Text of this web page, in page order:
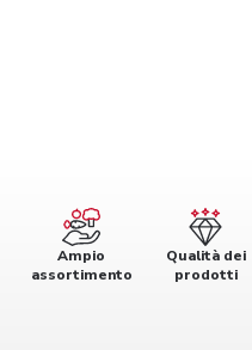
Ampio
assortimento
Qualità dei
prodotti